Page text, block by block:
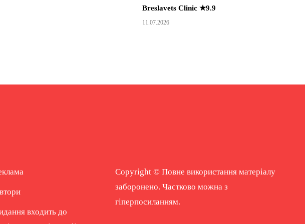
Breslavets Clinic ★9.9
11.07.2026
входить до
Copyright © Повне використання матеріалу
заборонено. Частково можна з
гіперпосиланням.